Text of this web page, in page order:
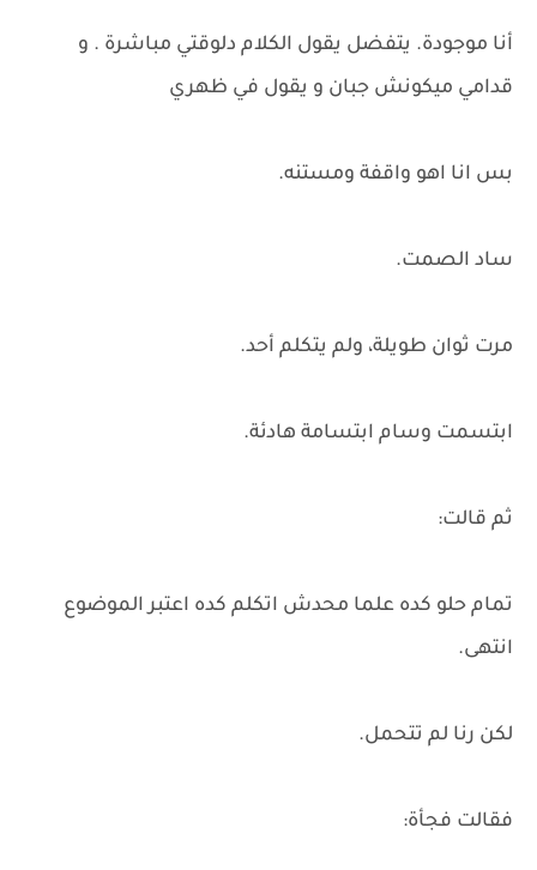
أنا موجودة. يتفضل يقول الكلام دلوقتي مباشرة . و
قدامي ميكونش جبان و يقول في ظهري
بس انا اهو واقفة ومستنه.
ساد الصمت.
مرت ثوان طويلة، ولم يتكلم أحد.
ابتسمت وسام ابتسامة هادئة.
ثم قالت:
تمام حلو كده علما محدش اتكلم كده اعتبر الموضوع
انتهى.
لكن رنا لم تتحمل.
فقالت فجأة: